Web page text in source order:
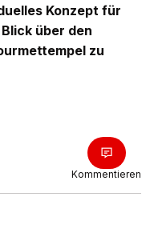
Konzept für
über den
zu
Kommentieren